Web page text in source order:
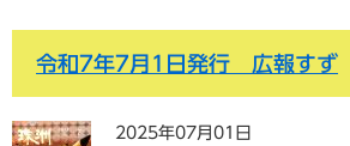
令和7年7月1日発行 広報すず
2025年07月01日